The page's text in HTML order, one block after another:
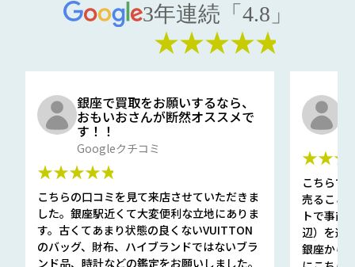
3年連続「4.8」
★★★★★
銀座で買取をお願いするなら、
おもいおさんが断然オススメで
す！！
Googleクチコミ
★★★★★
こちらの口コミを見て来店させていただきま
した。銀座駅近くて大変便利な立地にありま
す。古くてあまり状態の良くないVUITTON
のバッグ、財布、ハイブランドではないブラ
ンド品、時計などの鑑定をお願いしました。
こちらで
売ること
トで事前
辺）を選
銀座から